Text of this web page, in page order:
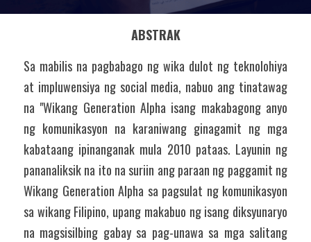
ABSTRAK
Sa mabilis na pagbabago ng wika dulot ng teknolohiya
at impluwensiya ng social media, nabuo ang tinatawag
na "Wikang Generation Alpha isang makabagong anyo
ng komunikasyon na karaniwang ginagamit ng mga
kabataang ipinanganak mula 2010 pataas. Layunin ng
pananaliksik na ito na suriin ang paraan ng paggamit ng
Wikang Generation Alpha sa pagsulat ng komunikasyon
sa wikang Filipino, upang makabuo ng isang diksyunaryo
na magsisilbing gabay sa pag-unawa sa mga salitang